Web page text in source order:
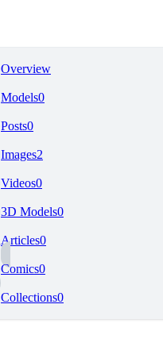
Overview
Models0
Posts0
Images2
Videos0
3D Models0
Articles0
Comics0
Collections0